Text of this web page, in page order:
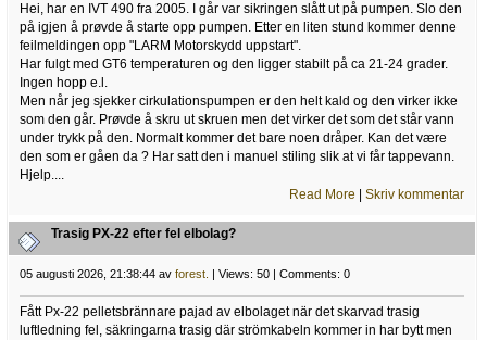
Hei, har en IVT 490 fra 2005. I går var sikringen slått ut på pumpen. Slo den
på igjen å prøvde å starte opp pumpen. Etter en liten stund kommer denne
feilmeldingen opp "LARM Motorskydd uppstart".
Har fulgt med GT6 temperaturen og den ligger stabilt på ca 21-24 grader.
Ingen hopp e.l.
Men når jeg sjekker cirkulationspumpen er den helt kald og den virker ikke
som den går. Prøvde å skru ut skruen men det virker det som det står vann
under trykk på den. Normalt kommer det bare noen dråper. Kan det være
den som er gåen da ? Har satt den i manuel stiling slik at vi får tappevann.
Hjelp....
Read More |Skriv kommentar
Trasig PX-22 efter fel elbolag?
05 augusti 2026, 21:38:44 av forest. | Views: 50 | Comments: 0
Fått Px-22 pelletsbrännare pajad av elbolaget när det skarvad trasig
luftledning fel, säkringarna trasig där strömkabeln kommer in har bytt men